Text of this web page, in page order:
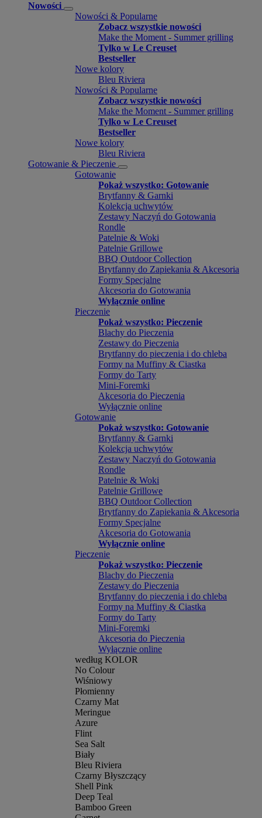
Nowości
Nowości & Popularne
Zobacz wszystkie nowości
Make the Moment - Summer grilling
Tylko w Le Creuset
Bestseller
Nowe kolory
Bleu Riviera
Nowości & Popularne
Zobacz wszystkie nowości
Make the Moment - Summer grilling
Tylko w Le Creuset
Bestseller
Nowe kolory
Bleu Riviera
Gotowanie & Pieczenie
Gotowanie
Pokaż wszystko: Gotowanie
Brytfanny & Garnki
Kolekcja uchwytów
Zestawy Naczyń do Gotowania
Rondle
Patelnie & Woki
Patelnie Grillowe
BBQ Outdoor Collection
Brytfanny do Zapiekania & Akcesoria
Formy Specjalne
Akcesoria do Gotowania
Wyłącznie online
Pieczenie
Pokaż wszystko: Pieczenie
Blachy do Pieczenia
Zestawy do Pieczenia
Brytfanny do pieczenia i do chleba
Formy na Muffiny & Ciastka
Formy do Tarty
Mini-Foremki
Akcesoria do Pieczenia
Wyłącznie online
Gotowanie
Pokaż wszystko: Gotowanie
Brytfanny & Garnki
Kolekcja uchwytów
Zestawy Naczyń do Gotowania
Rondle
Patelnie & Woki
Patelnie Grillowe
BBQ Outdoor Collection
Brytfanny do Zapiekania & Akcesoria
Formy Specjalne
Akcesoria do Gotowania
Wyłącznie online
Pieczenie
Pokaż wszystko: Pieczenie
Blachy do Pieczenia
Zestawy do Pieczenia
Brytfanny do pieczenia i do chleba
Formy na Muffiny & Ciastka
Formy do Tarty
Mini-Foremki
Akcesoria do Pieczenia
Wyłącznie online
według KOLOR
No Colour
Wiśniowy
Płomienny
Czarny Mat
Meringue
Azure
Flint
Sea Salt
Biały
Bleu Riviera
Czarny Błyszczący
Shell Pink
Deep Teal
Bamboo Green